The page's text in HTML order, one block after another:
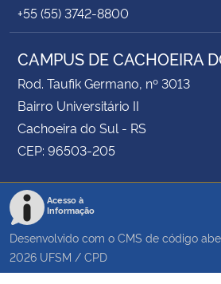
+55 (55) 3742-8800
CAMPUS DE CACHOEIRA
Rod. Taufik Germano, nº 3013
Bairro Universitário II
Cachoeira do Sul - RS
CEP: 96503-205
Acesso à
Informação
Desenvolvido com o CMS de código
2026 UFSM / CPD